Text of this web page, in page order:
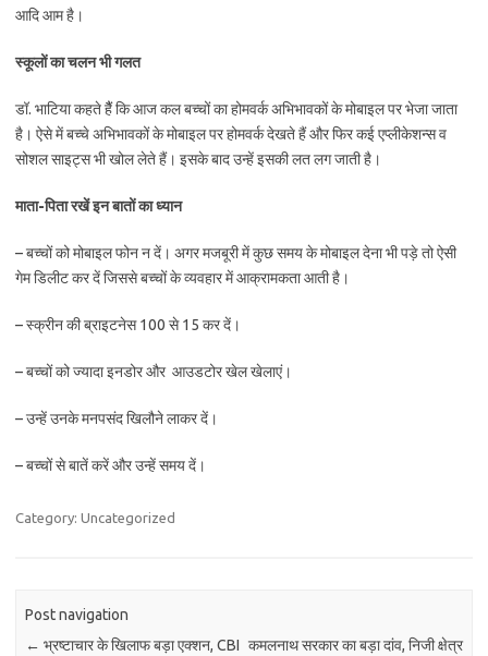
आदि आम है।
स्कूलों का चलन भी गलत
डॉ. भाटिया कहते हैैं कि आज कल बच्चों का होमवर्क अभिभावकों के मोबाइल पर भेजा जाता
है। ऐसे में बच्चे अभिभावकों के मोबाइल पर होमवर्क देखते हैं और फिर कई एप्लीकेशन्स व
सोशल साइट्स भी खोल लेते हैं। इसके बाद उन्हें इसकी लत लग जाती है।
माता-पिता रखें इन बातों का ध्यान
– बच्चों को मोबाइल फोन न दें। अगर मजबूरी में कुछ समय के मोबाइल देना भी पड़े तो ऐसी
गेम डिलीट कर दें जिससे बच्चों के व्यवहार में आक्रामकता आती है।
– स्क्रीन की ब्राइटनेस 100 से 15 कर दें।
– बच्चों को ज्यादा इनडोर और आउडटोर खेल खेलाएं।
– उन्हें उनके मनपसंद खिलौने लाकर दें।
– बच्चों से बातें करें और उन्हें समय दें।
Category: Uncategorized
Post navigation
← भ्रष्टाचार के खिलाफ बड़ा एक्शन, CBI कमलनाथ सरकार का बड़ा दांव, निजी क्षेत्र